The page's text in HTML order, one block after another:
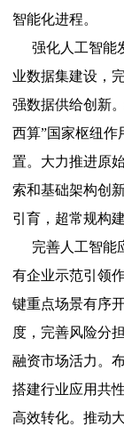
智能化进程。
强化人工智能
业数据集建设，
强数据供给创新
西算”国家枢纽作
置。大力推进原
索和基础架构创
引育，超常规构
完善人工智能
有企业示范引领
键重点场景有序
度，完善风险分
融资市场活力。
搭建行业应用共
高效转化。推动